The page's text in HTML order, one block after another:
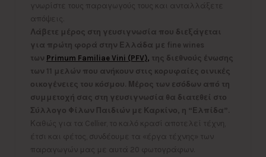
γνωρίστε τους παραγωγούς τους και ανταλλάξετε
απόψεις.
Λάβετε μέρος στη γευσιγνωσία που διεξάγεται
για πρώτη φορά στην Ελλάδα με fine wines
των Primum Familiae Vini (PFV), της διεθνούς ένωσης
των 11 μελών που ανήκουν στις κορυφαίες οινικές
οικογένειες του κόσμου. Μέρος των εσόδων από τη
συμμετοχή σας στη γευσιγνωσία θα διατεθεί στο
Σύλλογο Φίλων Παιδιών με Καρκίνο, η “Ελπίδα”.
Καθώς για τα Cellier, το καλό κρασί αποτελεί τέχνη,
έτσι και φέτος, συνδέουμε τα «έργα τέχνης» των
παραγωγών μας με αυτά 20 φωτογράφων.